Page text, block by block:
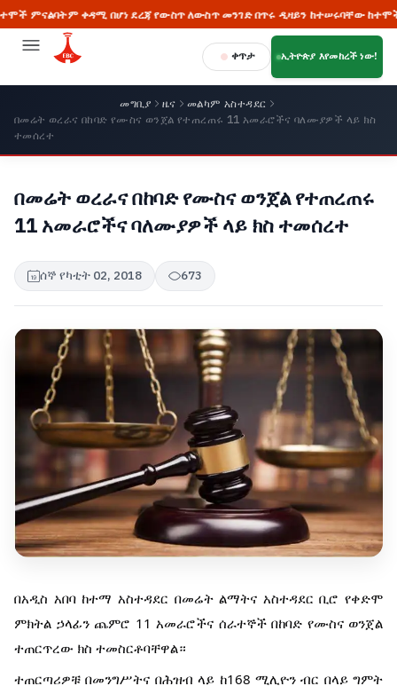
ቀዳሚ በሆነ ደረጃ የውስጥ ለውስጥ መንገድ በጥሩ ዲዛይን ከተሠሩባቸው ከተሞች መካከል
ቀጥታ ኢትዮጵያ እየመከረች ነው!
መግቢያ ዜና
መልካም አስተዳደር
በመሬት ወረራና በከባድ የሙስና ወንጀል የተጠረጠሩ 11 አመራሮችና ባለሙያዎች ላይ ክስ
ተመሰረተ
በመሬት ወረራና በከባድ የሙስና ወንጀል የተጠረጠሩ
11 አመራሮችና ባለሙያዎች ላይ ክስ ተመሰረተ
ሰኞ የካቲት 02, 2018 673
በአዲስ አበባ ከተማ አስተዳደር በመሬት ልማትና አስተዳደር ቢሮ የቀድሞ
ምክትል ኃላፊን ጨምሮ 11 አመራሮችና ሰራተኞች በከባድ የሙስና ወንጀል
ተጠርጥረው ክስ ተመስርቶባቸዋል።
ተጠርጣሪዎቹ በመንግሥትና በሕዝብ ላይ ከ168 ሚሊዮን ብር በላይ ግምት